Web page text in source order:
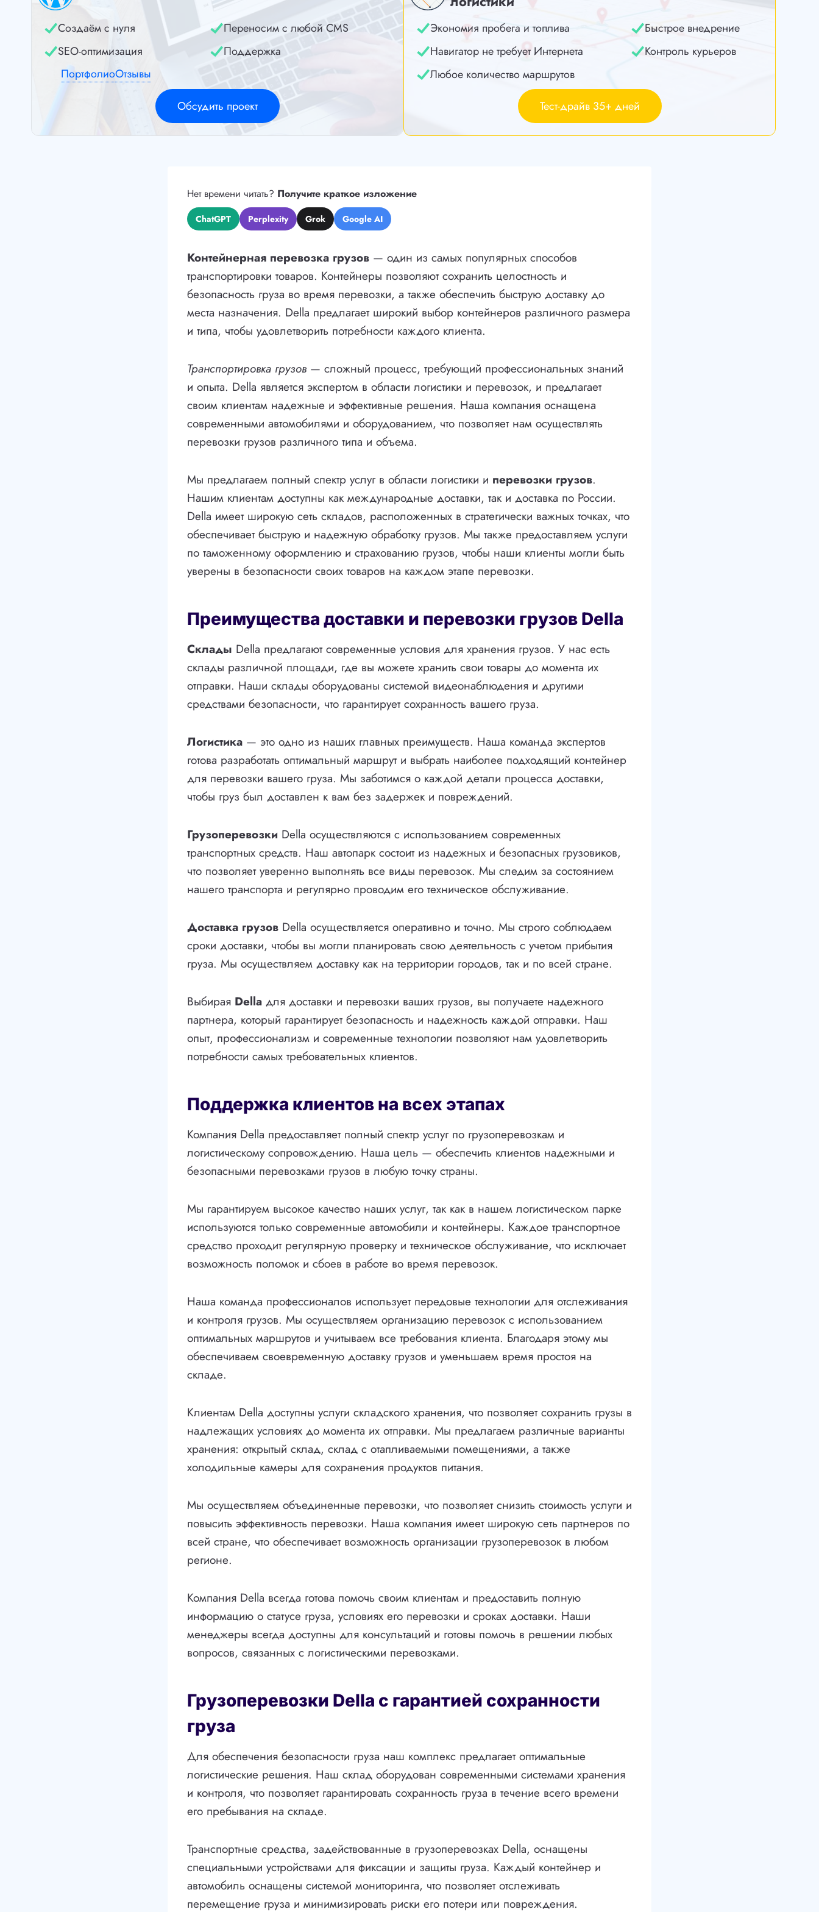
Создаём с нуля
Переносим с любой CMS
SEO-оптимизация
Поддержка
ПортфолиоОтзывы
Обсудить проект
Экономия пробега и топлива
Быстрое внедрение
Навигатор не требует Интернета
Контроль курьеров
Любое количество маршрутов
Тест-драйв 35+ дней
Нет времени читать? Получите краткое изложение
ChatGPT Perplexity Grok Google AI
Контейнерная перевозка грузов — один из самых популярных способов
транспортировки товаров. Контейнеры позволяют сохранить целостность и
безопасность груза во время перевозки, а также обеспечить быструю доставку до
места назначения. Della предлагает широкий выбор контейнеров различного размера
и типа, чтобы удовлетворить потребности каждого клиента.
Транспортировка грузов — сложный процесс, требующий профессиональных знаний
и опыта. Della является экспертом в области логистики и перевозок, и предлагает
своим клиентам надежные и эффективные решения. Наша компания оснащена
современными автомобилями и оборудованием, что позволяет нам осуществлять
перевозки грузов различного типа и объема.
Мы предлагаем полный спектр услуг в области логистики и перевозки грузов.
Нашим клиентам доступны как международные доставки, так и доставка по России.
Della имеет широкую сеть складов, расположенных в стратегически важных точках, что
обеспечивает быструю и надежную обработку грузов. Мы также предоставляем услуги
по таможенному оформлению и страхованию грузов, чтобы наши клиенты могли быть
уверены в безопасности своих товаров на каждом этапе перевозки.
Преимущества доставки и перевозки грузов Della
Склады Della предлагают современные условия для хранения грузов. У нас есть
склады различной площади, где вы можете хранить свои товары до момента их
отправки. Наши склады оборудованы системой видеонаблюдения и другими
средствами безопасности, что гарантирует сохранность вашего груза.
Логистика — это одно из наших главных преимуществ. Наша команда экспертов
готова разработать оптимальный маршрут и выбрать наиболее подходящий контейнер
для перевозки вашего груза. Мы заботимся о каждой детали процесса доставки,
чтобы груз был доставлен к вам без задержек и повреждений.
Грузоперевозки Della осуществляются с использованием современных
транспортных средств. Наш автопарк состоит из надежных и безопасных грузовиков,
что позволяет уверенно выполнять все виды перевозок. Мы следим за состоянием
нашего транспорта и регулярно проводим его техническое обслуживание.
Доставка грузов Della осуществляется оперативно и точно. Мы строго соблюдаем
сроки доставки, чтобы вы могли планировать свою деятельность с учетом прибытия
груза. Мы осуществляем доставку как на территории городов, так и по всей стране.
Выбирая Della для доставки и перевозки ваших грузов, вы получаете надежного
партнера, который гарантирует безопасность и надежность каждой отправки. Наш
опыт, профессионализм и современные технологии позволяют нам удовлетворить
потребности самых требовательных клиентов.
Поддержка клиентов на всех этапах
Компания Della предоставляет полный спектр услуг по грузоперевозкам и
логистическому сопровождению. Наша цель — обеспечить клиентов надежными и
безопасными перевозками грузов в любую точку страны.
Мы гарантируем высокое качество наших услуг, так как в нашем логистическом парке
используются только современные автомобили и контейнеры. Каждое транспортное
средство проходит регулярную проверку и техническое обслуживание, что исключает
возможность поломок и сбоев в работе во время перевозок.
Наша команда профессионалов использует передовые технологии для отслеживания
и контроля грузов. Мы осуществляем организацию перевозок с использованием
оптимальных маршрутов и учитываем все требования клиента. Благодаря этому мы
обеспечиваем своевременную доставку грузов и уменьшаем время простоя на
складе.
Клиентам Della доступны услуги складского хранения, что позволяет сохранить грузы в
надлежащих условиях до момента их отправки. Мы предлагаем различные варианты
хранения: открытый склад, склад с отапливаемыми помещениями, а также
холодильные камеры для сохранения продуктов питания.
Мы осуществляем объединенные перевозки, что позволяет снизить стоимость услуги и
повысить эффективность перевозки. Наша компания имеет широкую сеть партнеров по
всей стране, что обеспечивает возможность организации грузоперевозок в любом
регионе.
Компания Della всегда готова помочь своим клиентам и предоставить полную
информацию о статусе груза, условиях его перевозки и сроках доставки. Наши
менеджеры всегда доступны для консультаций и готовы помочь в решении любых
вопросов, связанных с логистическими перевозками.
Грузоперевозки Della с гарантией сохранности
груза
Для обеспечения безопасности груза наш комплекс предлагает оптимальные
логистические решения. Наш склад оборудован современными системами хранения
и контроля, что позволяет гарантировать сохранность груза в течение всего времени
его пребывания на складе.
Транспортные средства, задействованные в грузоперевозках Della, оснащены
специальными устройствами для фиксации и защиты груза. Каждый контейнер и
автомобиль оснащены системой мониторинга, что позволяет отслеживать
перемещение груза и минимизировать риски его потери или повреждения.